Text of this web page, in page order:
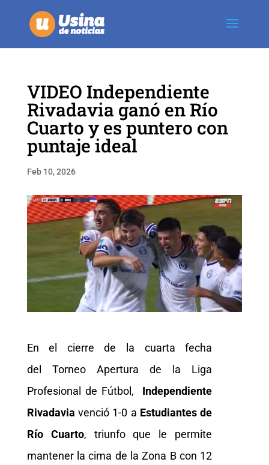
VIDEO Independiente
Rivadavia ganó en Río
Cuarto y es puntero con
puntaje ideal
Feb 10, 2026
En el cierre de la cuarta fecha
del Torneo Apertura de la Liga
Profesional de Fútbol, Independiente
Rivadavia venció 1-0 a Estudiantes de
Río Cuarto, triunfo que le permite
mantener la cima de la Zona B con 12